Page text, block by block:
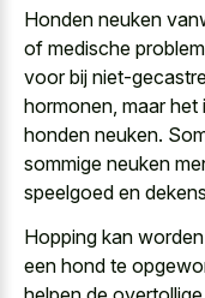
Honden neuken
of medische
voor bij niet-
hormonen, maar het
honden neuken.
sommige neuken
speelgoed en
Hopping kan
een hond te